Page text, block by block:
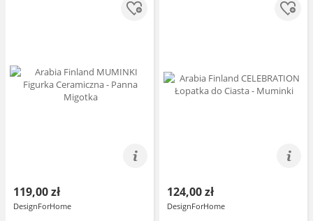
119,00 zł
DesignForHome
124,00 zł
DesignForHome